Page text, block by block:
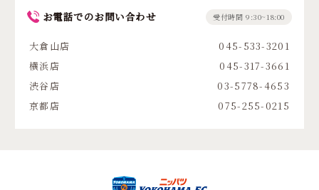
お電話でのお問い合わせ 受付時間 9:30~18:00
大倉山店
045-533-3201
横浜店
045-317-3661
渋谷店
03-5778-4653
京都店
075-255-0215